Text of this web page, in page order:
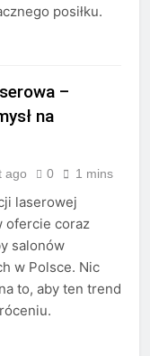
posiłku.
–
na
ago 0 1 mins
laserowej
ofercie coraz
salonów
w Polsce. Nic
to, aby ten trend